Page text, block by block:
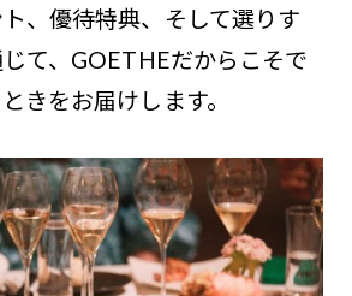
、優待特典、そして選りす
て、GOETHEだからこそで
きをお届けします。